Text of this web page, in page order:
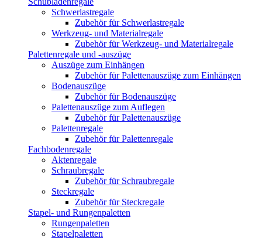
Schwerlastregale
Zubehör für Schwerlastregale
Werkzeug- und Materialregale
Zubehör für Werkzeug- und Materialregale
Palettenregale und -auszüge
Auszüge zum Einhängen
Zubehör für Palettenauszüge zum Einhängen
Bodenauszüge
Zubehör für Bodenauszüge
Palettenauszüge zum Auflegen
Zubehör für Palettenauszüge
Palettenregale
Zubehör für Palettenregale
Fachbodenregale
Aktenregale
Schraubregale
Zubehör für Schraubregale
Steckregale
Zubehör für Steckregale
Stapel- und Rungenpaletten
Rungenpaletten
Stapelpaletten